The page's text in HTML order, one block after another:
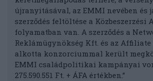
újranyitásával, az EMMI nevében és
szerződés feltöltése a Közbeszerzési
folyamatban van. A szerződés a
Reklámügynökség Kft. és az
alkotta konzorciummal került
EMMI családpolitikai kampányai
275.590.551 Ft. + ÁFA értékben.”